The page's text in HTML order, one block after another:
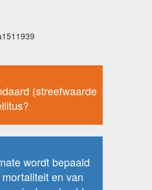
(streefwaarde
wordt bepaald
en van